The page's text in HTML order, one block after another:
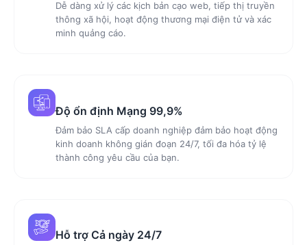
Dễ dàng xử lý các kịch bản cạo web, tiếp thị truyền
thông xã hội, hoạt động thương mại điện tử và xác
minh quảng cáo.
Độ ổn định Mạng 99,9%
Đảm bảo SLA cấp doanh nghiệp đảm bảo hoạt động
kinh doanh không gián đoạn 24/7, tối đa hóa tỷ lệ
thành công yêu cầu của bạn.
Hỗ trợ Cả ngày 24/7